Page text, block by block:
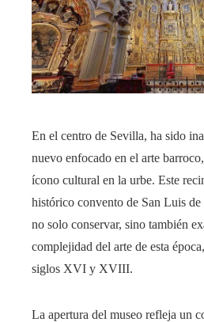
En el centro de Sevilla, ha sido
nuevo enfocado en el arte
ícono cultural en la urbe. Este
histórico convento de San Luis de
no solo conservar, sino también
complejidad del arte de esta
siglos XVI y XVIII.
La apertura del museo refleja un